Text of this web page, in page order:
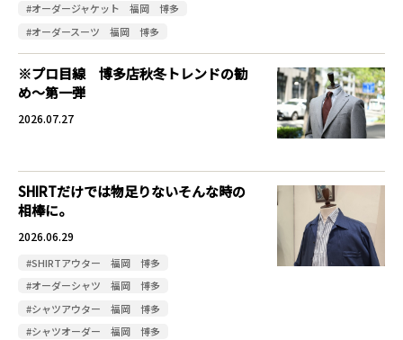
#オーダージャケット 福岡 博多
#オーダースーツ 福岡 博多
※プロ目線 博多店秋冬トレンドの勧
め～第一弾
2026.07.27
SHIRTだけでは物足りないそんな時の
相棒に。
2026.06.29
#SHIRTアウター 福岡 博多
#オーダーシャツ 福岡 博多
#シャツアウター 福岡 博多
#シャツオーダー 福岡 博多